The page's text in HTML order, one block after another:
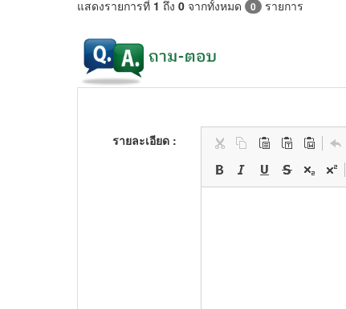
แสดงรายการที่ 1 ถึง 0 จากทั้งหมด 0 รายการ
รายละเอียด :